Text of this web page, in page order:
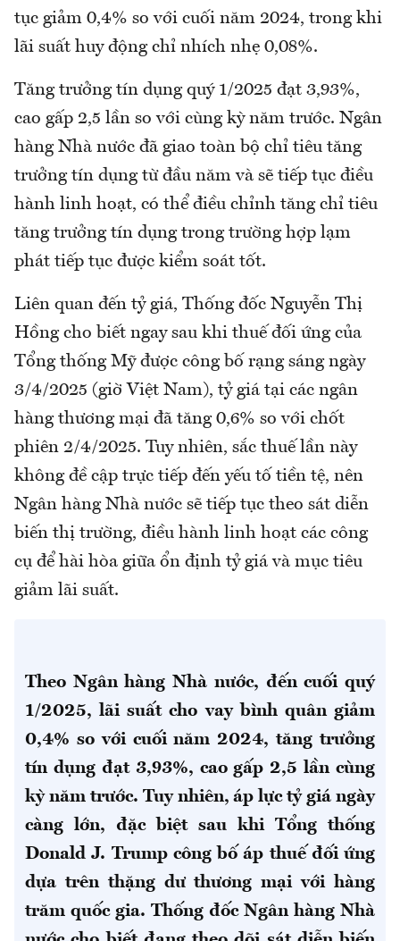
tục giảm 0,4% so với cuối năm 2024, trong khi
lãi suất huy động chỉ nhích nhẹ 0,08%.
Tăng trưởng tín dụng quý 1/2025 đạt 3,93%,
cao gấp 2,5 lần so với cùng kỳ năm trước. Ngân
hàng Nhà nước đã giao toàn bộ chỉ tiêu tăng
trưởng tín dụng từ đầu năm và sẽ tiếp tục điều
hành linh hoạt, có thể điều chỉnh tăng chỉ tiêu
tăng trưởng tín dụng trong trường hợp lạm
phát tiếp tục được kiểm soát tốt.
Liên quan đến tỷ giá, Thống đốc Nguyễn Thị
Hồng cho biết ngay sau khi thuế đối ứng của
Tổng thống Mỹ được công bố rạng sáng ngày
3/4/2025 (giờ Việt Nam), tỷ giá tại các ngân
hàng thương mại đã tăng 0,6% so với chốt
phiên 2/4/2025. Tuy nhiên, sắc thuế lần này
không đề cập trực tiếp đến yếu tố tiền tệ, nên
Ngân hàng Nhà nước sẽ tiếp tục theo sát diễn
biến thị trường, điều hành linh hoạt các công
cụ để hài hòa giữa ổn định tỷ giá và mục tiêu
giảm lãi suất.
Theo Ngân hàng Nhà nước, đến cuối quý
1/2025, lãi suất cho vay bình quân giảm
0,4% so với cuối năm 2024, tăng trưởng
tín dụng đạt 3,93%, cao gấp 2,5 lần cùng
kỳ năm trước. Tuy nhiên, áp lực tỷ giá ngày
càng lớn, đặc biệt sau khi Tổng thống
Donald J. Trump công bố áp thuế đối ứng
dựa trên thặng dư thương mại với hàng
trăm quốc gia. Thống đốc Ngân hàng Nhà